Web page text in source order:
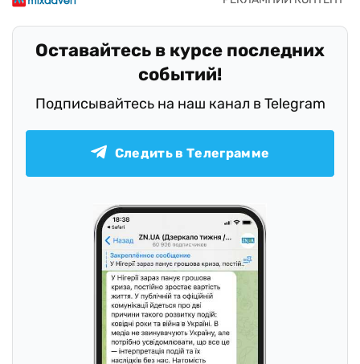
Оставайтесь в курсе последних
событий!
Подписывайтесь на наш канал в Telegram
Следить в Телеграмме